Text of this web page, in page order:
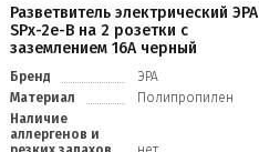
Разветвитель электрический ЭРА
SPx-2e-B на 2 розетки с
заземлением 16А черный
Бренд
ЭРА
Материал
Полипропилен
Наличие
аллергенов и